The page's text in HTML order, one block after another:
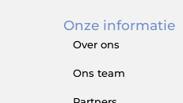
Onze informatie
Over ons
Ons team